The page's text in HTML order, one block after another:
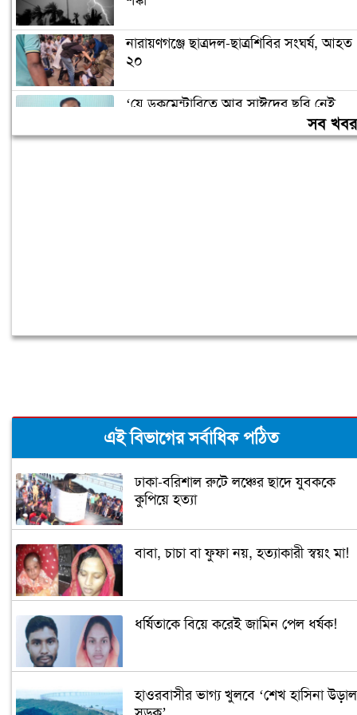
নারায়ণগঞ্জে ছাত্রদল-ছাত্রশিবির সংঘর্ষ, আহত
২০
‘যে ডকুমেন্টারিতে আবু সাঈদের ছবি নেই,
সব
এই বিভাগের সর্বাধিক পঠিত
ঢাকা-বরিশাল রুটে লঞ্চের ছাদে যুবককে
কুপিয়ে হত্যা
বাবা, চাচা বা ফুফা নয়, হত্যাকারী স্বয়ং মা!
ধর্ষিতাকে বিয়ে করেই জামিন পেল ধর্ষক!
হাওরবাসীর ভাগ্য খুলবে ‘শেখ হাসিনা উড়াল